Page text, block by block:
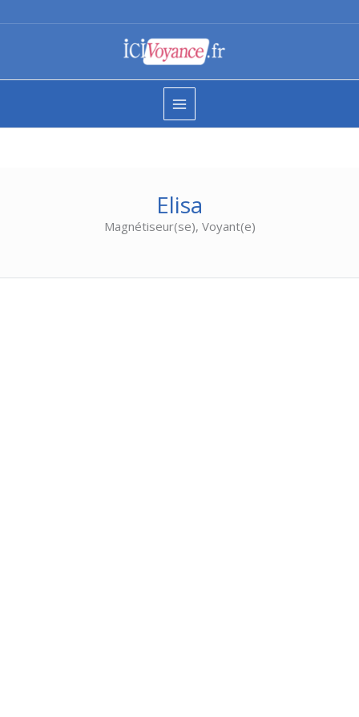
au
Elisa
Magnétiseur(se), Voyant(e)